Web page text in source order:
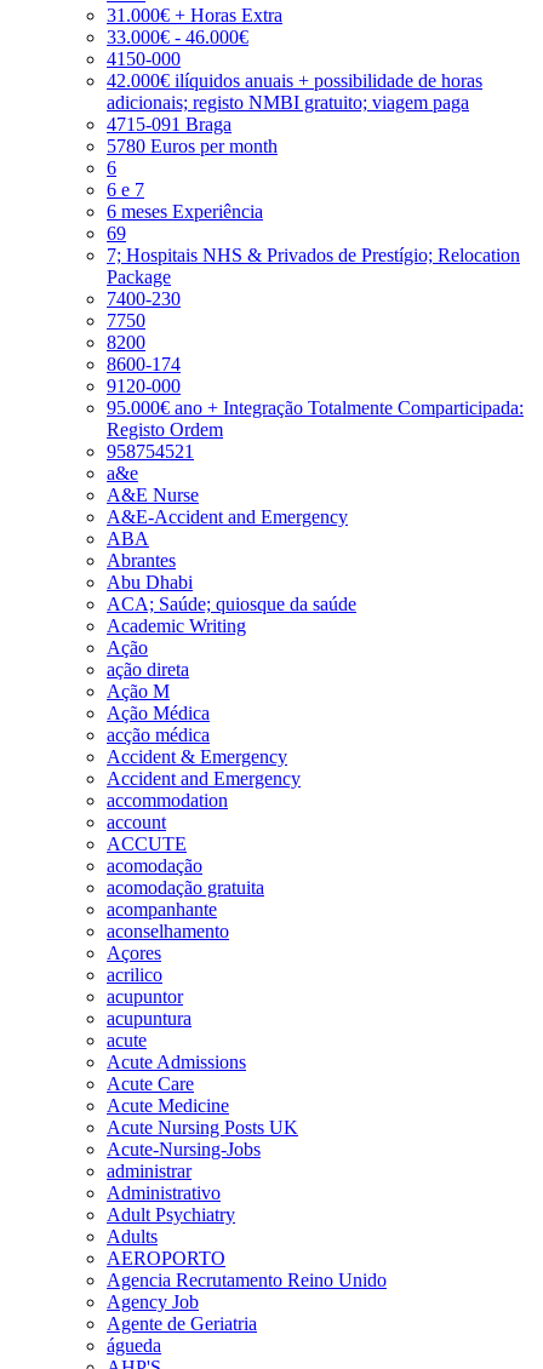
31.000€ + Horas Extra
33.000€ - 46.000€
4150-000
42.000€ ilíquidos anuais + possibilidade de horas
adicionais; registo NMBI gratuito; viagem paga
4715-091 Braga
5780 Euros per month
6
6 e 7
6 meses Experiência
69
7; Hospitais NHS & Privados de Prestígio; Relocation
Package
7400-230
7750
8200
8600-174
9120-000
95.000€ ano + Integração Totalmente Comparticipada:
Registo Ordem
958754521
a&e
A&E Nurse
A&E-Accident and Emergency
ABA
Abrantes
Abu Dhabi
ACA; Saúde; quiosque da saúde
Academic Writing
Ação
ação direta
Ação M
Ação Médica
acção médica
Accident & Emergency
Accident and Emergency
accommodation
account
ACCUTE
acomodação
acomodação gratuita
acompanhante
aconselhamento
Açores
acrilico
acupuntor
acupuntura
acute
Acute Admissions
Acute Care
Acute Medicine
Acute Nursing Posts UK
Acute-Nursing-Jobs
administrar
Administrativo
Adult Psychiatry
Adults
AEROPORTO
Agencia Recrutamento Reino Unido
Agency Job
Agente de Geriatria
águeda